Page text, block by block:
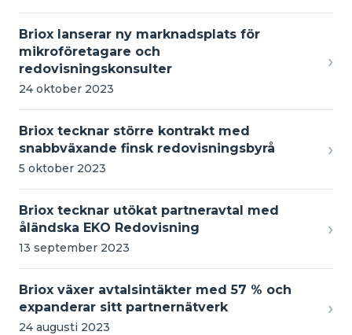
Briox lanserar ny marknadsplats för
mikroföretagare och
redovisningskonsulter
24 oktober 2023
›
Briox tecknar större kontrakt med
snabbväxande finsk redovisningsbyrå
5 oktober 2023
›
Briox tecknar utökat partneravtal med
åländska EKO Redovisning
13 september 2023
›
Briox växer avtalsintäkter med 57 % och
expanderar sitt partnernätverk
24 augusti 2023
›